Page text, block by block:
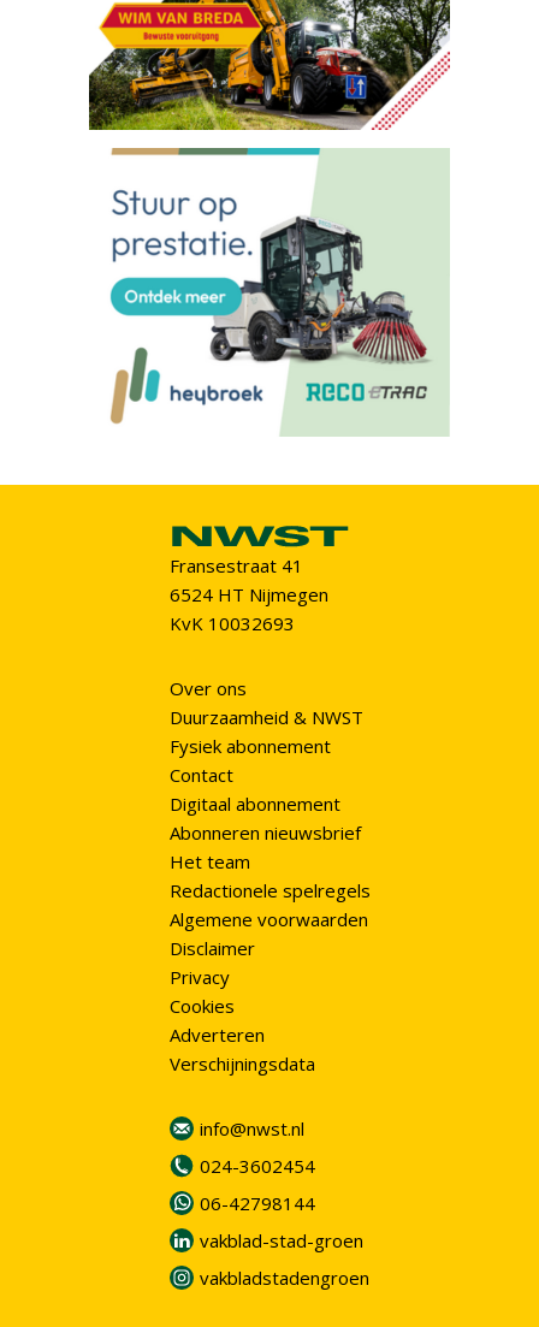
Fransestraat 41
6524 HT Nijmegen
KvK 10032693
Over ons
Duurzaamheid & NWST
Fysiek abonnement
Contact
Digitaal abonnement
Abonneren nieuwsbrief
Het team
Redactionele spelregels
Algemene voorwaarden
Disclaimer
Privacy
Cookies
Adverteren
Verschijningsdata
info@nwst.nl
024-3602454
06-42798144
vakblad-stad-groen
vakbladstadengroen